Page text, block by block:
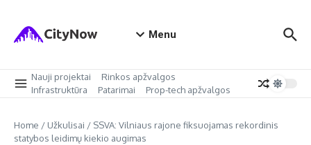
Menu
Nauji projektai
Rinkos apžvalgos
Infrastruktūra
Patarimai Prop-tech apžvalgos
Home / Užkulisai / SSVA: Vilniaus rajone fiksuojamas rekordinis
statybos leidimų kiekio augimas